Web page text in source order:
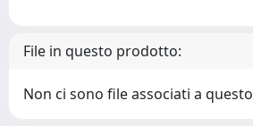
File in questo prodotto:
Non ci sono file associati a